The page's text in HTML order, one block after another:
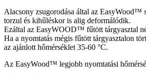
Alacsony zsugorodása által az EasyWood™
torzul és kihűléskor is alig deformálódik.
Ezáltal az EasyWOOD™ fűtött tárgyasztal
Ha a nyomtatás mégis fűtött tárgyasztalon
az ajánlott hőmérséklet 35-60 °C.
Az EasyWood™ legjobb nyomtatási